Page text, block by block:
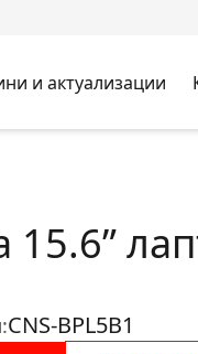
и актуализации
15.6”
CNS-BPL5B1